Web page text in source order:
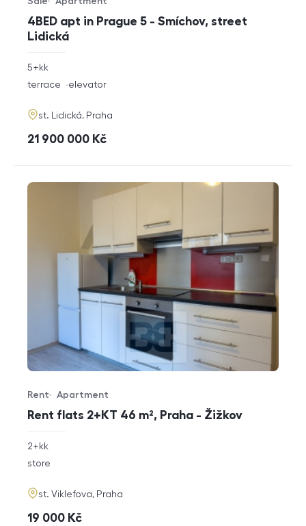
4BED apt in Prague 5 - Smíchov, street
Lidická
Offer type
Property type
rozměry
disposition
5+kk
funkce
terrace elevator
adresa
st. Lidická, Praha
cena
21 900 000 Kč
Rent flats 2+KT 46 m², Praha - Žižkov
Offer type
Rent
Property type
Apartment
rozměry
disposition
2+kk
funkce
store
adresa
st. Viklefova, Praha
cena
19 000 Kč